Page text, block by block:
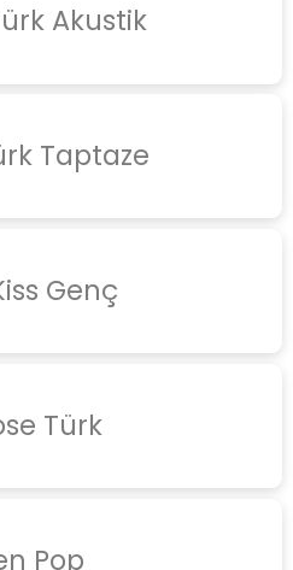
Akustik
Taptaze
Genç
Türk
Pop